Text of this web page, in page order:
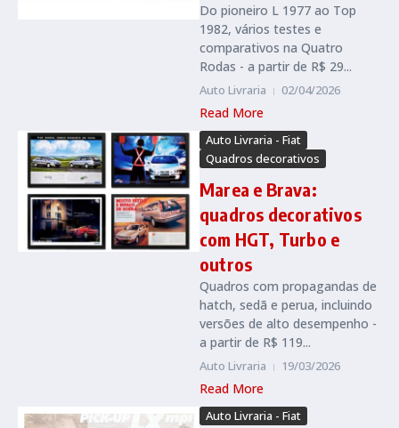
Do pioneiro L 1977 ao Top
1982, vários testes e
comparativos na Quatro
Rodas - a partir de R$ 29...
Auto Livraria 02/04/2026
Read More
Auto Livraria - Fiat
Quadros decorativos
Marea e Brava:
quadros decorativos
com HGT, Turbo e
outros
Quadros com propagandas de
hatch, sedã e perua, incluindo
versões de alto desempenho -
a partir de R$ 119...
Auto Livraria 19/03/2026
Read More
Auto Livraria - Fiat